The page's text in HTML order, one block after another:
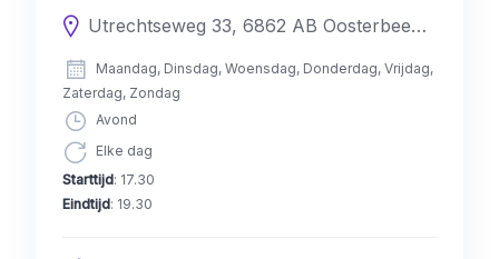
Utrechtseweg 33, 6862 AB Oosterbeek, Nederland
Maandag, Dinsdag, Woensdag, Donderdag, Vrijdag,
Zaterdag, Zondag
Avond
Elke dag
Starttijd: 17.30
Eindtijd: 19.30